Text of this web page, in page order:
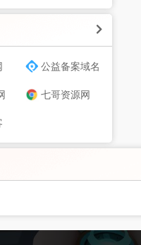
公益备案域名
七哥资源网